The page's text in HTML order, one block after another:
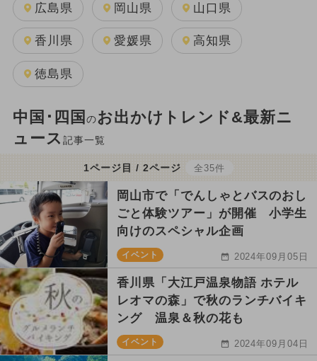
広島県 岡山県 山口県
香川県 愛媛県 高知県
徳島県
中国･四国 のお出かけトレンド&最新ニ
ュース 記事一覧
1ページ目 / 2ページ 全35件
岡山市で「でんしゃとバスのおし
ごと体験ツアー」が開催 小学生
向けのスペシャル企画
イベント 2024年09月05日
香川県「大江戸温泉物語 ホテル
レオマの森」で秋のランチバイキ
ング 温泉＆秋の花も
イベント 2024年09月04日